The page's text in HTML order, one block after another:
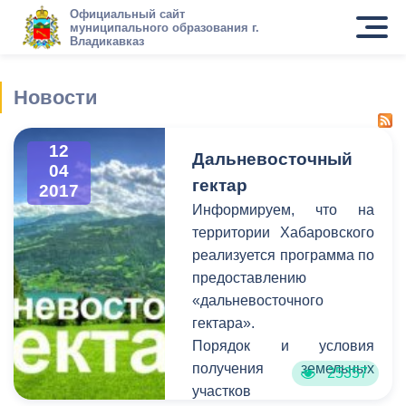
Официальный сайт
муниципального образования г.
Владикавказ
Новости
12
04
2017
Дальневосточный
гектар
Информируем, что на
территории Хабаровского
реализуется программа по
предоставлению
«дальневосточного
гектара».
Порядок и условия
получения земельных
участков
25357